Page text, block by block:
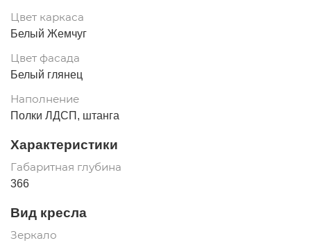
Цвет каркаса
Белый Жемчуг
Цвет фасада
Белый глянец
Наполнение
Полки ЛДСП, штанга
Характеристики
Габаритная глубина
366
Вид кресла
Зеркало